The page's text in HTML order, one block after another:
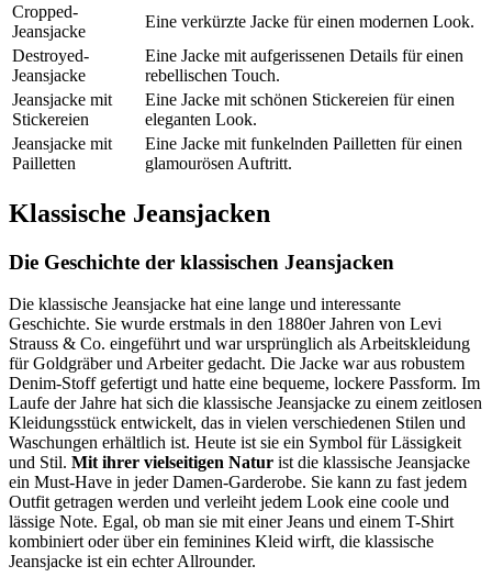
Cropped-
Jeansjacke
Eine verkürzte Jacke für einen modernen Look.
Destroyed-
Jeansjacke
Eine Jacke mit aufgerissenen Details für einen
rebellischen Touch.
Jeansjacke mit
Stickereien
Eine Jacke mit schönen Stickereien für einen
eleganten Look.
Jeansjacke mit
Pailletten
Eine Jacke mit funkelnden Pailletten für einen
glamourösen Auftritt.
Klassische Jeansjacken
Die Geschichte der klassischen Jeansjacken
Die klassische Jeansjacke hat eine lange und interessante
Geschichte. Sie wurde erstmals in den 1880er Jahren von Levi
Strauss & Co. eingeführt und war ursprünglich als Arbeitskleidung
für Goldgräber und Arbeiter gedacht. Die Jacke war aus robustem
Denim-Stoff gefertigt und hatte eine bequeme, lockere Passform. Im
Laufe der Jahre hat sich die klassische Jeansjacke zu einem zeitlosen
Kleidungsstück entwickelt, das in vielen verschiedenen Stilen und
Waschungen erhältlich ist. Heute ist sie ein Symbol für Lässigkeit
und Stil. Mit ihrer vielseitigen Natur ist die klassische Jeansjacke
ein Must-Have in jeder Damen-Garderobe. Sie kann zu fast jedem
Outfit getragen werden und verleiht jedem Look eine coole und
lässige Note. Egal, ob man sie mit einer Jeans und einem T-Shirt
kombiniert oder über ein feminines Kleid wirft, die klassische
Jeansjacke ist ein echter Allrounder.